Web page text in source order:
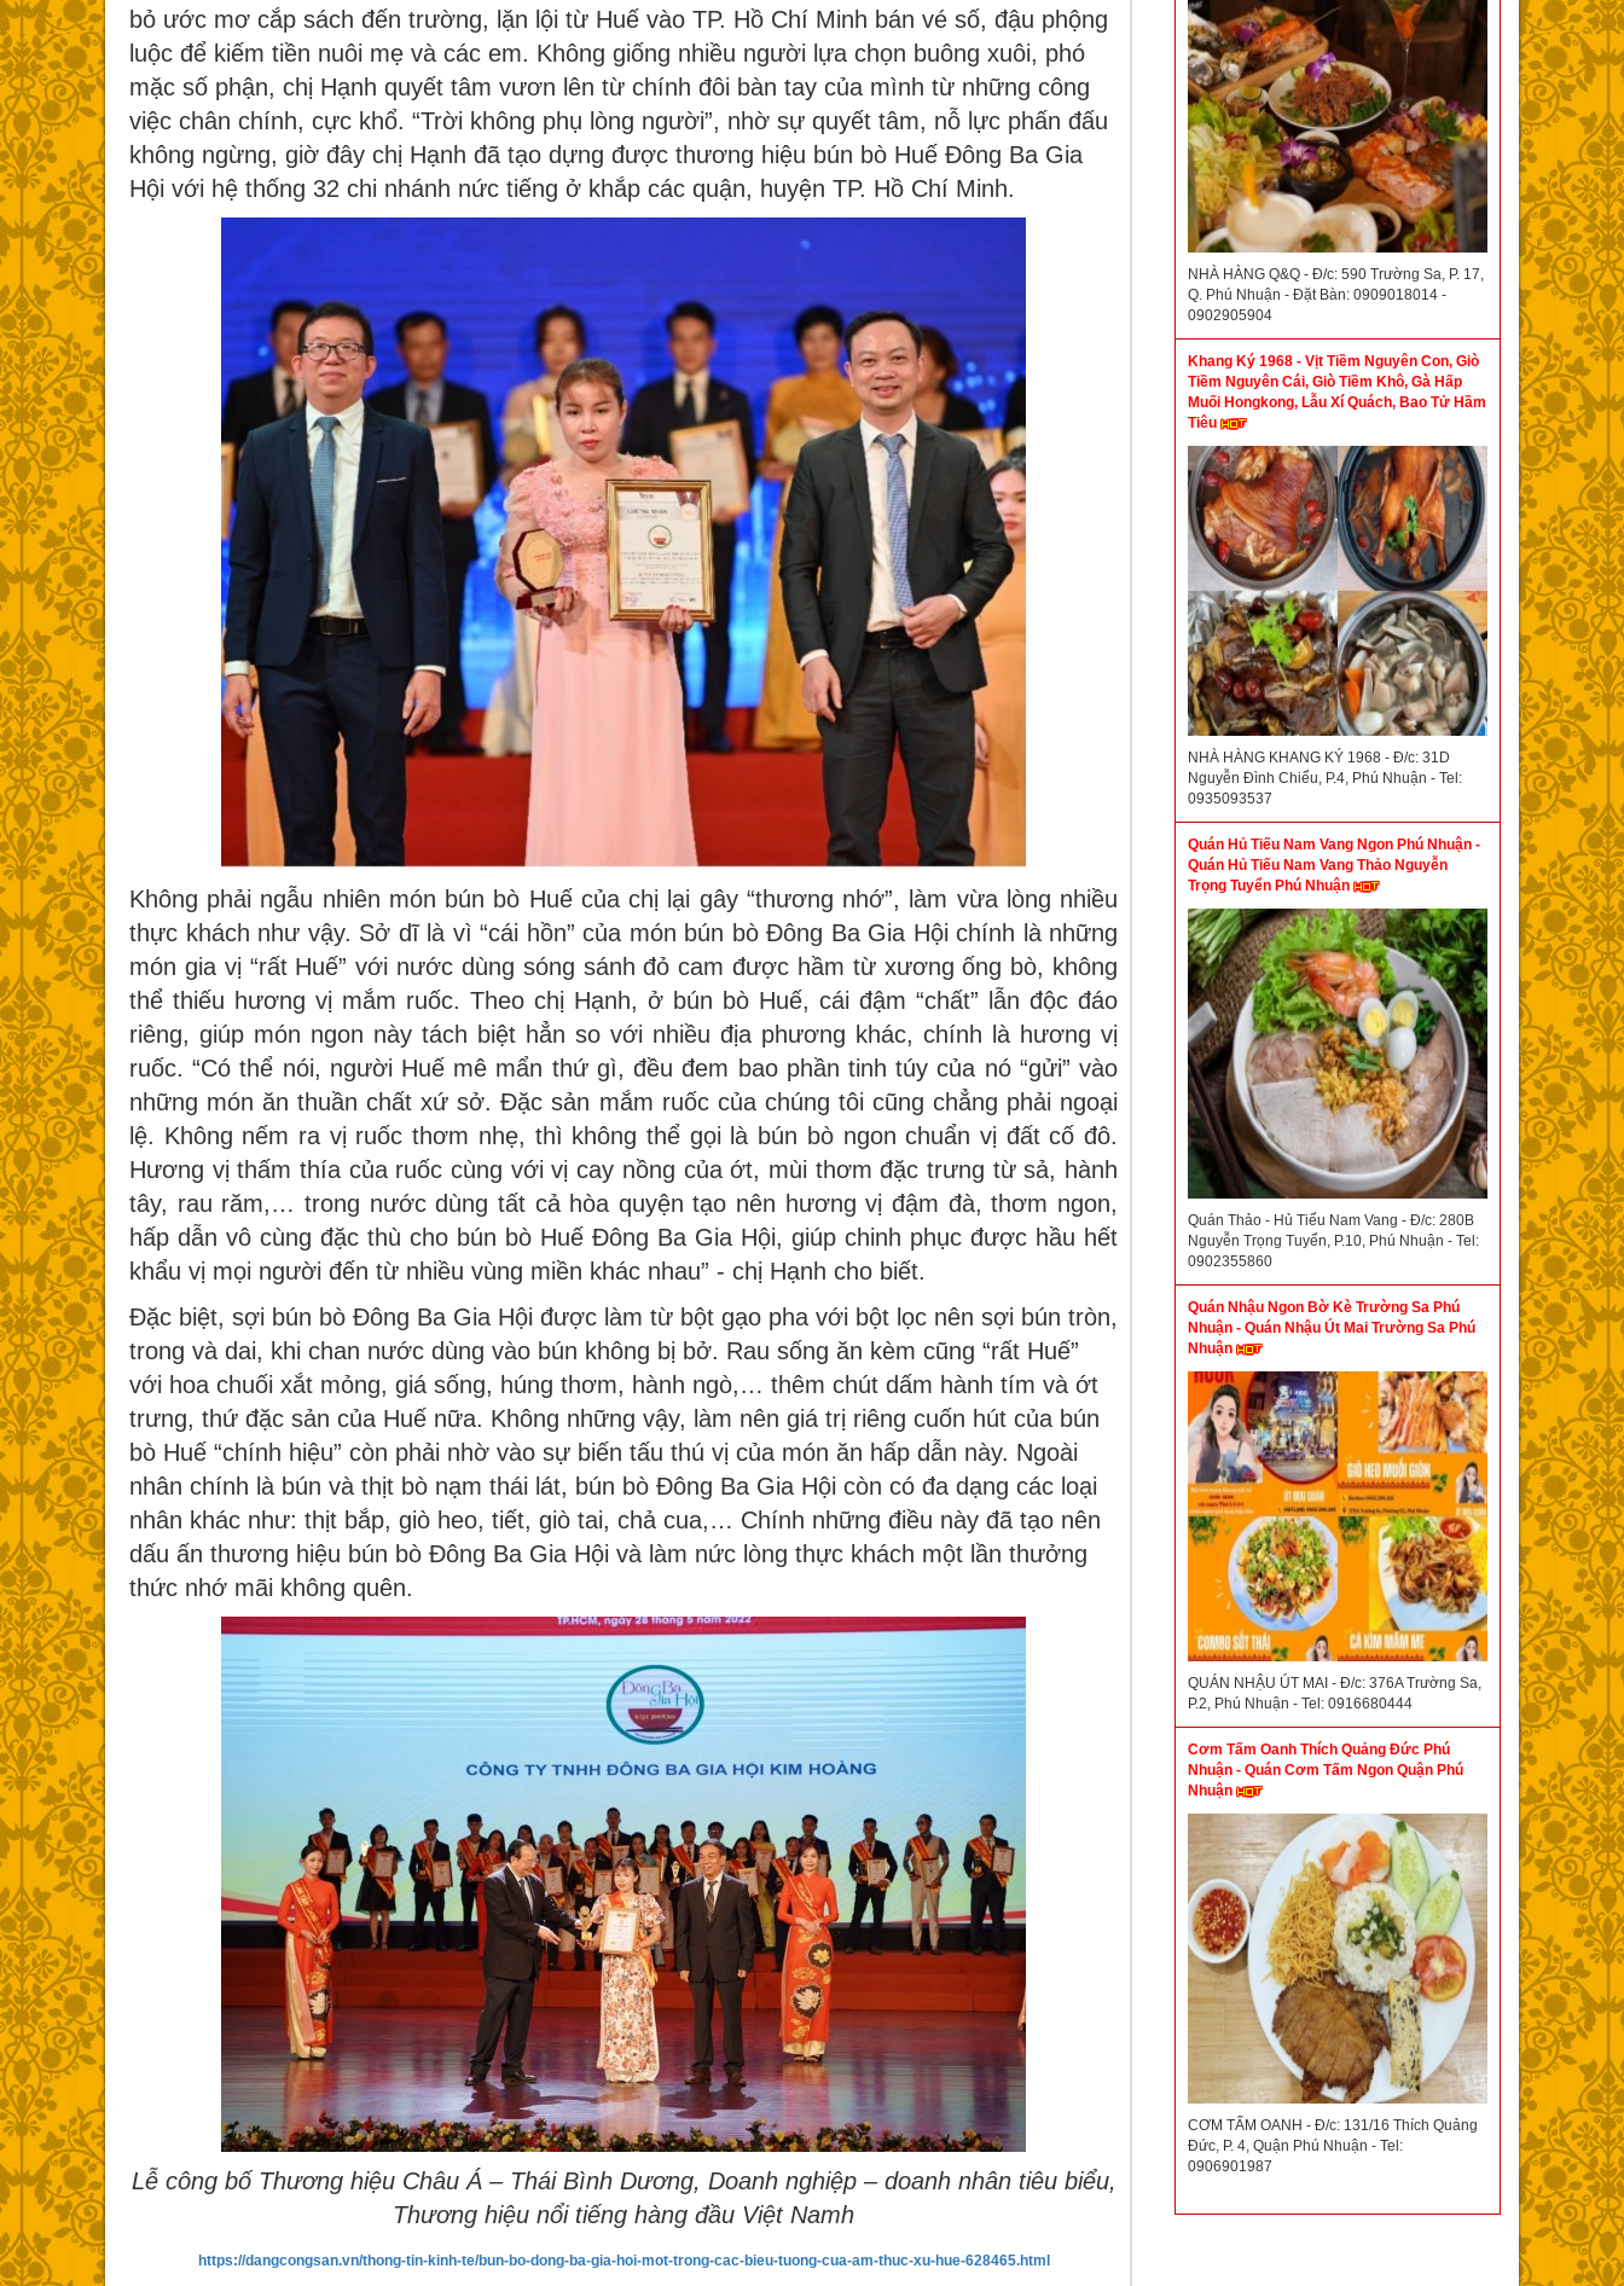
bỏ ước mơ cắp sách đến trường, lặn lội từ Huế vào TP. Hồ Chí Minh bán vé số, đậu phộng
luộc để kiếm tiền nuôi mẹ và các em. Không giống nhiều người lựa chọn buông xuôi, phó
mặc số phận, chị Hạnh quyết tâm vươn lên từ chính đôi bàn tay của mình từ những công
việc chân chính, cực khổ. “Trời không phụ lòng người”, nhờ sự quyết tâm, nỗ lực phấn đấu
không ngừng, giờ đây chị Hạnh đã tạo dựng được thương hiệu bún bò Huế Đông Ba Gia
Hội với hệ thống 32 chi nhánh nức tiếng ở khắp các quận, huyện TP. Hồ Chí Minh.
Không phải ngẫu nhiên món bún bò Huế của chị lại gây “thương nhớ”, làm vừa lòng nhiều
thực khách như vậy. Sở dĩ là vì “cái hồn” của món bún bò Đông Ba Gia Hội chính là những
món gia vị “rất Huế” với nước dùng sóng sánh đỏ cam được hầm từ xương ống bò, không
thể thiếu hương vị mắm ruốc. Theo chị Hạnh, ở bún bò Huế, cái đậm “chất” lẫn độc đáo
riêng, giúp món ngon này tách biệt hẳn so với nhiều địa phương khác, chính là hương vị
ruốc. “Có thể nói, người Huế mê mẩn thứ gì, đều đem bao phần tinh túy của nó “gửi” vào
những món ăn thuần chất xứ sở. Đặc sản mắm ruốc của chúng tôi cũng chẳng phải ngoại
lệ. Không nếm ra vị ruốc thơm nhẹ, thì không thể gọi là bún bò ngon chuẩn vị đất cố đô.
Hương vị thấm thía của ruốc cùng với vị cay nồng của ớt, mùi thơm đặc trưng từ sả, hành
tây, rau răm,… trong nước dùng tất cả hòa quyện tạo nên hương vị đậm đà, thơm ngon,
hấp dẫn vô cùng đặc thù cho bún bò Huế Đông Ba Gia Hội, giúp chinh phục được hầu hết
khẩu vị mọi người đến từ nhiều vùng miền khác nhau” - chị Hạnh cho biết.
Đặc biệt, sợi bún bò Đông Ba Gia Hội được làm từ bột gạo pha với bột lọc nên sợi bún tròn,
trong và dai, khi chan nước dùng vào bún không bị bở. Rau sống ăn kèm cũng “rất Huế”
với hoa chuối xắt mỏng, giá sống, húng thơm, hành ngò,… thêm chút dấm hành tím và ớt
trưng, thứ đặc sản của Huế nữa. Không những vậy, làm nên giá trị riêng cuốn hút của bún
bò Huế “chính hiệu” còn phải nhờ vào sự biến tấu thú vị của món ăn hấp dẫn này. Ngoài
nhân chính là bún và thịt bò nạm thái lát, bún bò Đông Ba Gia Hội còn có đa dạng các loại
nhân khác như: thịt bắp, giò heo, tiết, giò tai, chả cua,… Chính những điều này đã tạo nên
dấu ấn thương hiệu bún bò Đông Ba Gia Hội và làm nức lòng thực khách một lần thưởng
thức nhớ mãi không quên.
Lễ công bố Thương hiệu Châu Á – Thái Bình Dương, Doanh nghiệp – doanh nhân tiêu biểu,
Thương hiệu nổi tiếng hàng đầu Việt Namh
https://dangcongsan.vn/thong-tin-kinh-te/bun-bo-dong-ba-gia-hoi-mot-trong-cac-bieu-tuong-cua-am-thuc-xu-hue-628465.html
NHÀ HÀNG Q&Q - Đ/c: 590 Trường Sa, P. 17,
Q. Phú Nhuận - Đặt Bàn: 0909018014 -
0902905904
Khang Ký 1968 - Vịt Tiềm Nguyên Con, Giò
Tiềm Nguyên Cái, Giò Tiềm Khô, Gà Hấp
Muối Hongkong, Lẫu Xí Quách, Bao Tử Hầm
Tiêu
NHÀ HÀNG KHANG KÝ 1968 - Đ/c: 31D
Nguyễn Đình Chiểu, P.4, Phú Nhuận - Tel:
0935093537
Quán Hủ Tiếu Nam Vang Ngon Phú Nhuận -
Quán Hủ Tiếu Nam Vang Thảo Nguyễn
Trọng Tuyển Phú Nhuận
Quán Thảo - Hủ Tiếu Nam Vang - Đ/c: 280B
Nguyễn Trọng Tuyển, P.10, Phú Nhuận - Tel:
0902355860
Quán Nhậu Ngon Bờ Kè Trường Sa Phú
Nhuận - Quán Nhậu Út Mai Trường Sa Phú
Nhuận
QUÁN NHẬU ÚT MAI - Đ/c: 376A Trường Sa,
P.2, Phú Nhuận - Tel: 0916680444
Cơm Tấm Oanh Thích Quảng Đức Phú
Nhuận - Quán Cơm Tấm Ngon Quận Phú
Nhuận
CƠM TẤM OANH - Đ/c: 131/16 Thích Quảng
Đức, P. 4, Quận Phú Nhuận - Tel:
0906901987